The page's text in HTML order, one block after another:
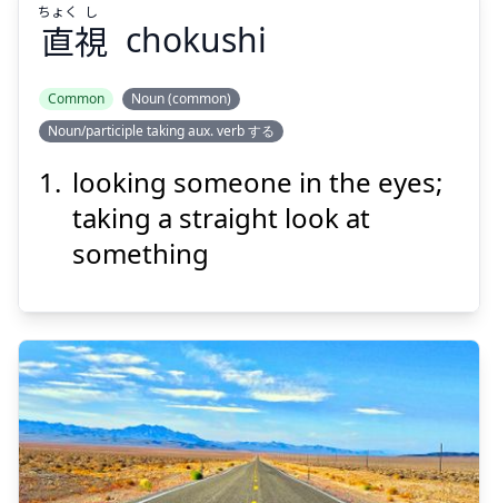
Suspend
直
視
Show answer
Suspend
直視
ちょく し
chokushi
Common
Noun (common)
Noun/participle taking aux. verb する
looking someone in the eyes;
taking a straight look at
something